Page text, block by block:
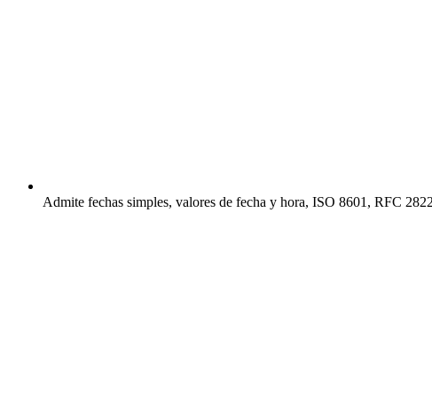
Admite fechas simples, valores de fecha y hora, ISO 8601, RFC